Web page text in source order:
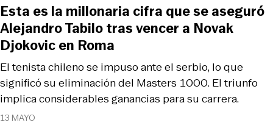
13 MAYO
El tenista chileno se impuso ante el serbio, lo que
significó su eliminación del Masters 1000. El triunfo
implica considerables ganancias para su carrera.
Esta es la millonaria cifra que se aseguró
Alejandro Tabilo tras vencer a Novak
Djokovic en Roma